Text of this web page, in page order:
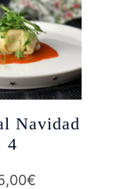
Navidad
4
€